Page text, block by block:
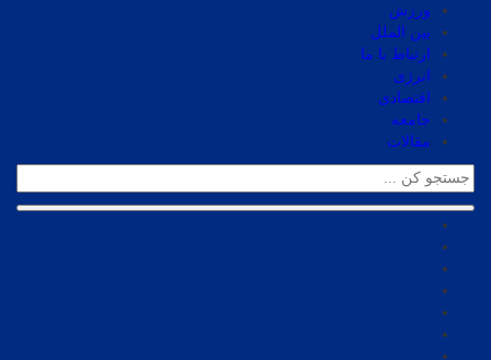
ورزش
بین الملل
ارتباط با ما
انرژی
اقتصادی
جامعه
مقالات